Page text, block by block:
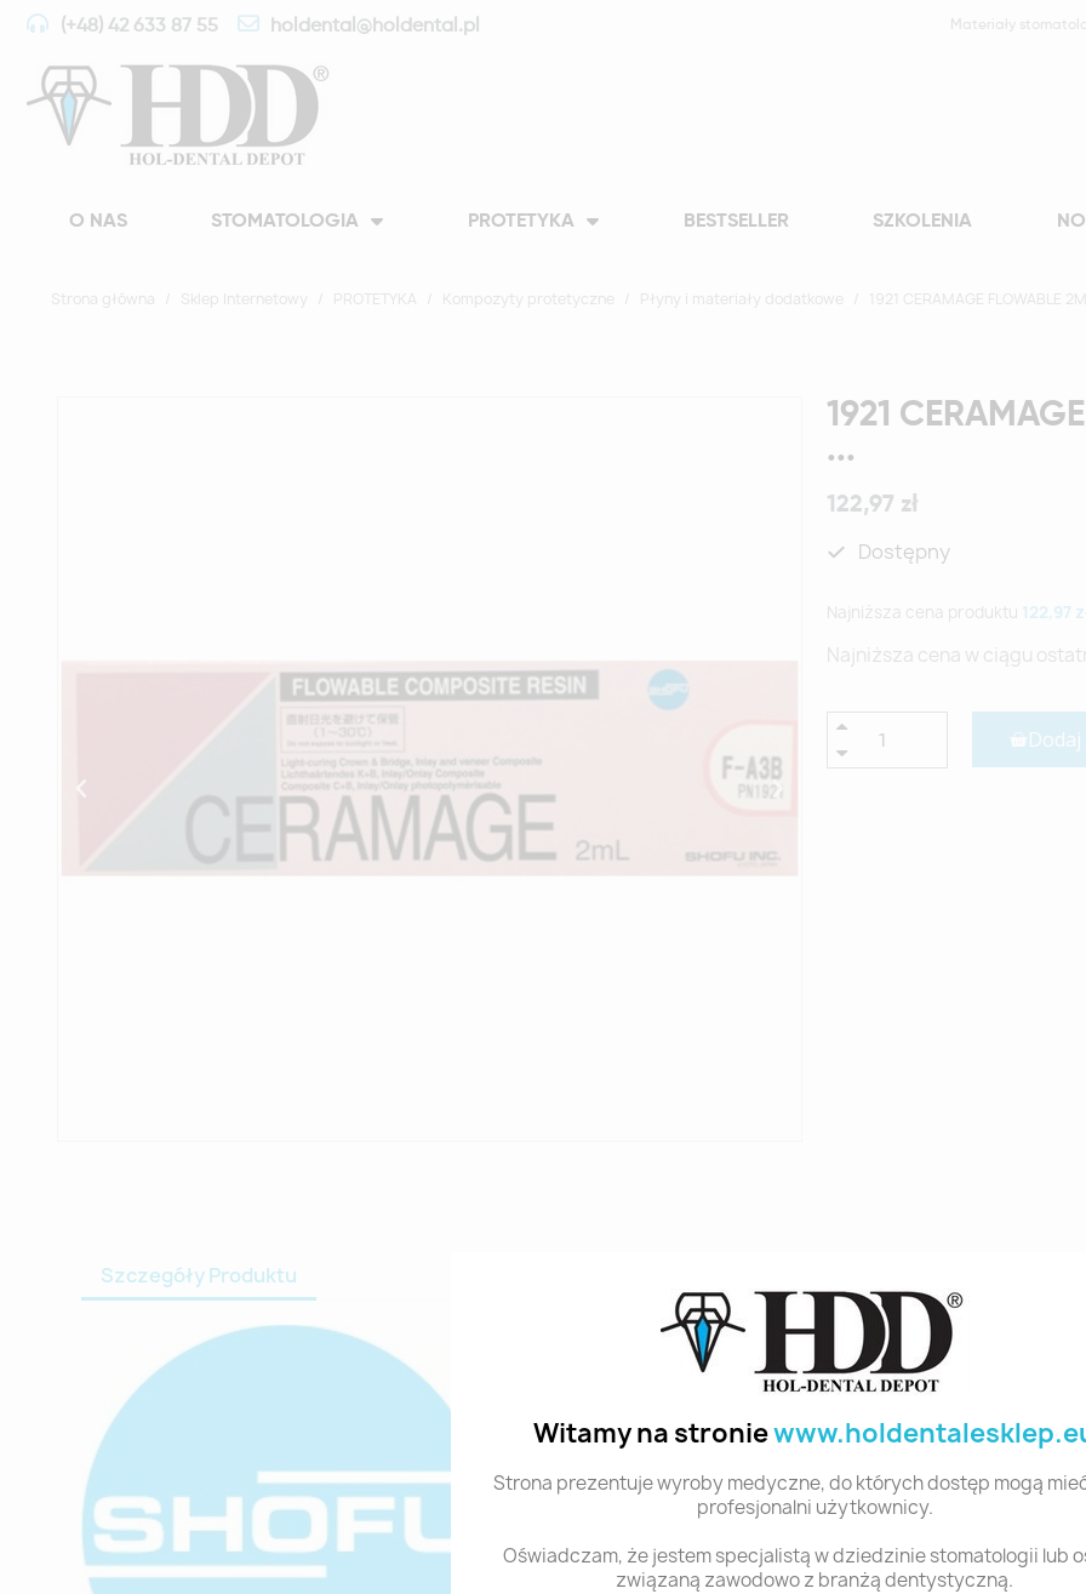
Witamy na stronie
Strona prezentuje wyroby medyczne, do których dostęp mogą
profesjonalni użytkownicy.
Oświadczam, że jestem specjalistą w dziedzinie stomatologii lub
związaną zawodowo z branżą dentystyczną.
(+48) 42 633 87 55 holdental@holdental.pl Materiały
O NAS STOMATOLOGIA PROTETYKA BESTSELLER SZKOLENIA
Strona główna Sklep Internetowy PROTETYKA Kompozyty protetyczne Płyny i materiały dodatkowe 1921 CERAMAGE FLOWABLE
1921
...
122,97 zł
Dostępny
Najniższa cena produktu 122,97
Najniższa cena w ciągu
Szczegóły Produktu